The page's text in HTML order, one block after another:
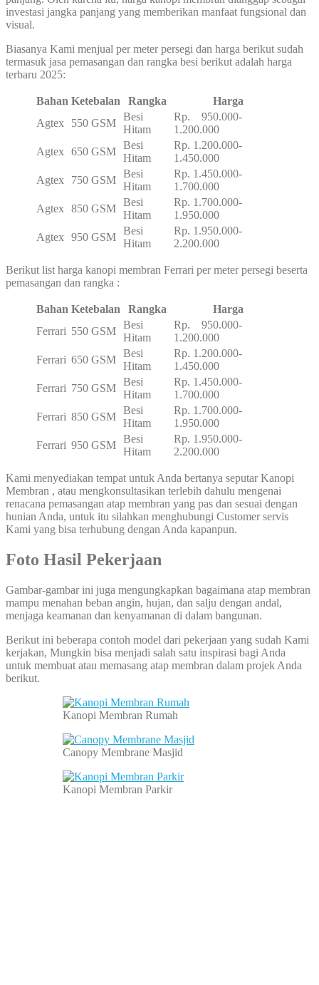
investasi jangka panjang yang memberikan manfaat fungsional dan
visual.
Biasanya Kami menjual per meter persegi dan harga berikut sudah
termasuk jasa pemasangan dan rangka besi berikut adalah harga
terbaru 2025:
Bahan Ketebalan Rangka
Harga
Agtex
550 GSM
Besi
Hitam
Rp. 950.000-
1.200.000
Agtex
650 GSM
Besi
Hitam
Rp. 1.200.000-
1.450.000
Agtex
750 GSM
Besi
Hitam
Rp. 1.450.000-
1.700.000
Agtex
850 GSM
Besi
Hitam
Rp. 1.700.000-
1.950.000
Agtex
950 GSM
Besi
Hitam
Rp. 1.950.000-
2.200.000
Berikut list harga kanopi membran Ferrari per meter persegi beserta
pemasangan dan rangka :
Bahan Ketebalan Rangka
Harga
Ferrari 550 GSM
Besi
Hitam
Rp. 950.000-
1.200.000
Ferrari 650 GSM
Besi
Hitam
Rp. 1.200.000-
1.450.000
Ferrari 750 GSM
Besi
Hitam
Rp. 1.450.000-
1.700.000
Ferrari 850 GSM
Besi
Hitam
Rp. 1.700.000-
1.950.000
Ferrari 950 GSM
Besi
Hitam
Rp. 1.950.000-
2.200.000
Kami menyediakan tempat untuk Anda bertanya seputar Kanopi
Membran , atau mengkonsultasikan terlebih dahulu mengenai
renacana pemasangan atap membran yang pas dan sesuai dengan
hunian Anda, untuk itu silahkan menghubungi Customer servis
Kami yang bisa terhubung dengan Anda kapanpun.
Foto Hasil Pekerjaan
Gambar-gambar ini juga mengungkapkan bagaimana atap membran
mampu menahan beban angin, hujan, dan salju dengan andal,
menjaga keamanan dan kenyamanan di dalam bangunan.
Berikut ini beberapa contoh model dari pekerjaan yang sudah Kami
kerjakan, Mungkin bisa menjadi salah satu inspirasi bagi Anda
untuk membuat atau memasang atap membran dalam projek Anda
berikut.
Kanopi Membran Rumah
Canopy Membrane Masjid
Kanopi Membran Parkir